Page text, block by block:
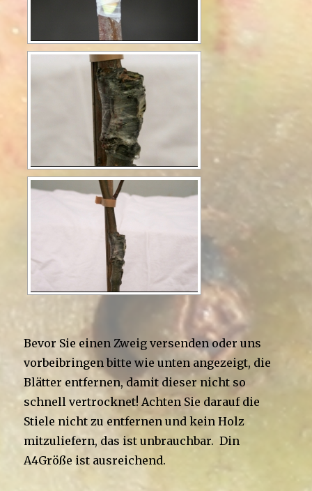
Bevor Sie einen Zweig versenden oder uns
vorbeibringen bitte wie unten angezeigt, die
Blätter entfernen, damit dieser nicht so
schnell vertrocknet! Achten Sie darauf die
Stiele nicht zu entfernen und kein Holz
mitzuliefern, das ist unbrauchbar. Din
A4Größe ist ausreichend.